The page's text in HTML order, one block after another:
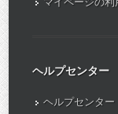
ヘルプセンター
ヘルプセンター